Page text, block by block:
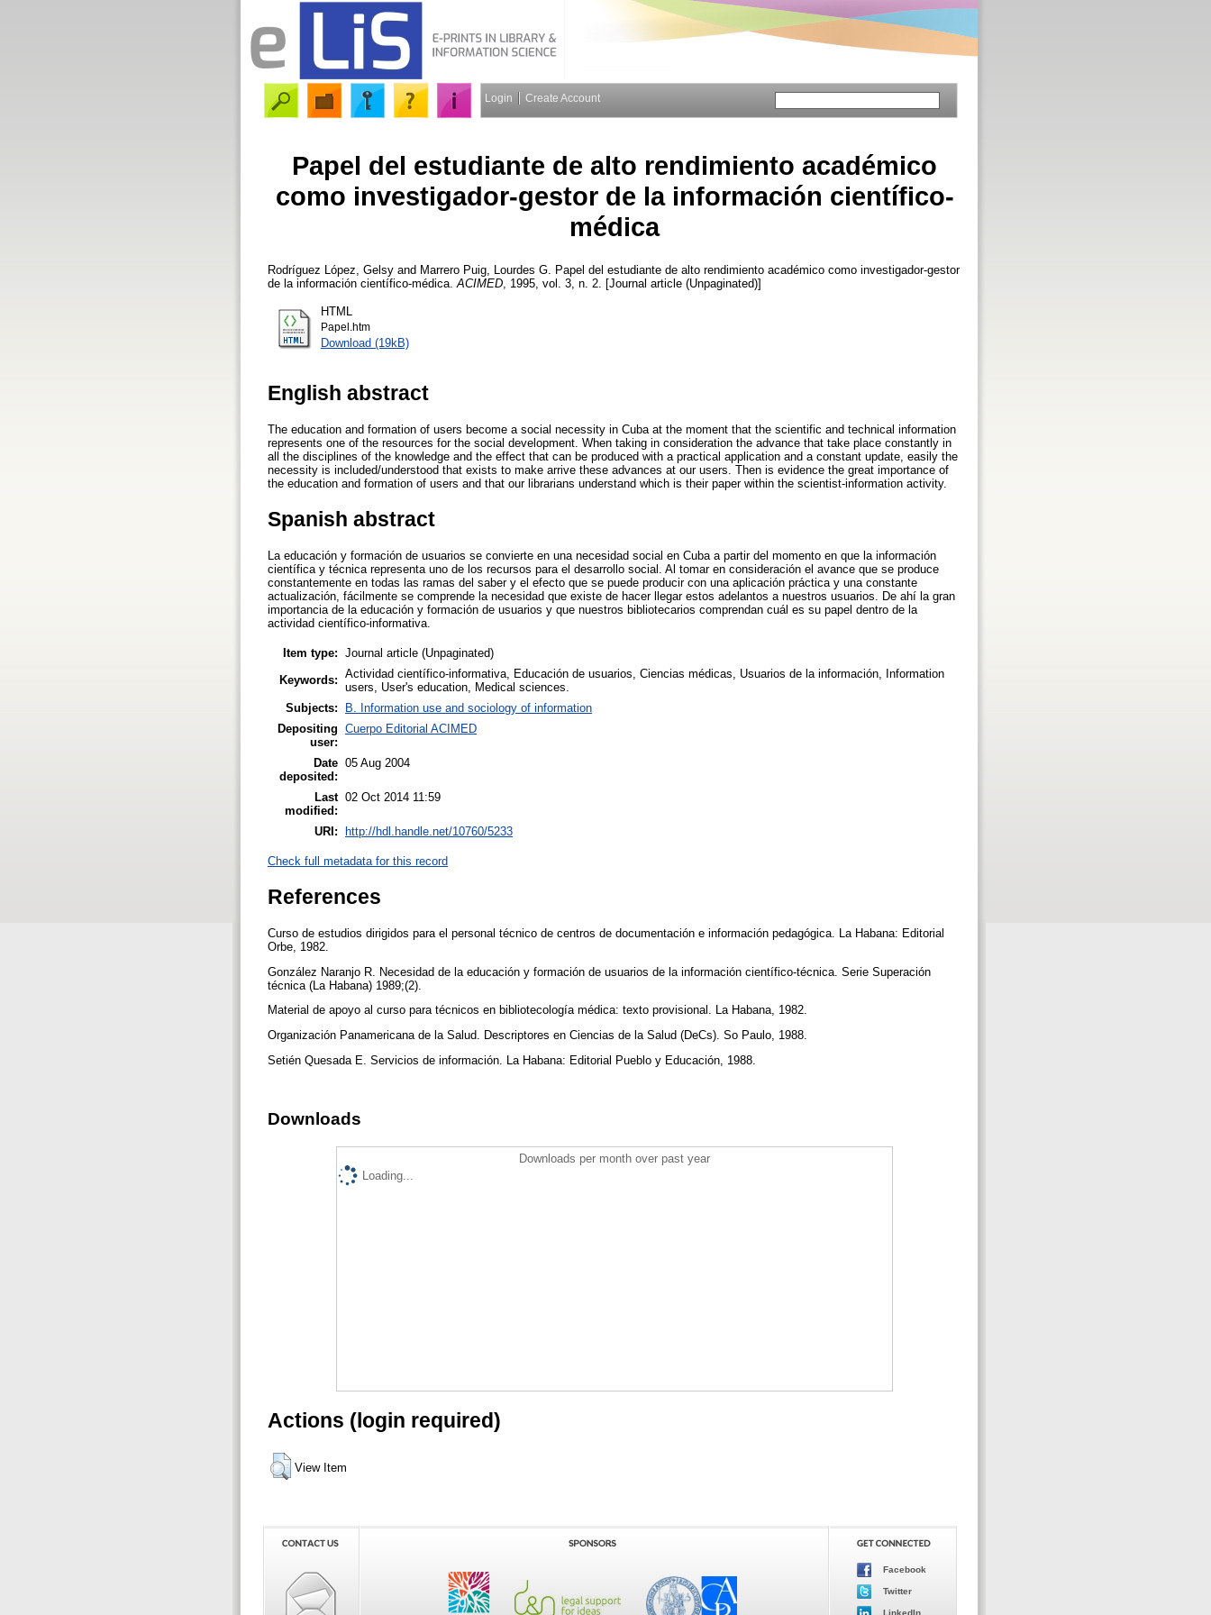
Login Create Account
Papel del estudiante de alto rendimiento académico
como investigador-gestor de la información científico-
médica
Rodríguez López, Gelsy and Marrero Puig, Lourdes G.
Papel del estudiante de alto rendimiento académico como investigador-gestor
de la información científico-médica. ACIMED , 1995, vol. 3, n. 2. [Journal article (Unpaginated)]
HTML
Papel.htm
Download (19kB)
English abstract
The education and formation of users become a social necessity in Cuba at the moment that the scientific and technical information
represents one of the resources for the social development. When taking in consideration the advance that take place constantly in
all the disciplines of the knowledge and the effect that can be produced with a practical application and a constant update, easily the
necessity is included/understood that exists to make arrive these advances at our users. Then is evidence the great importance of
the education and formation of users and that our librarians understand which is their paper within the scientist-information activity.
Spanish abstract
La educación y formación de usuarios se convierte en una necesidad social en Cuba a partir del momento en que la información
científica y técnica representa uno de los recursos para el desarrollo social. Al tomar en consideración el avance que se produce
constantemente en todas las ramas del saber y el efecto que se puede producir con una aplicación práctica y una constante
actualización, fácilmente se comprende la necesidad que existe de hacer llegar estos adelantos a nuestros usuarios. De ahí la gran
importancia de la educación y formación de usuarios y que nuestros bibliotecarios comprendan cuál es su papel dentro de la
actividad científico-informativa.
Item type: Journal article (Unpaginated)
Keywords: Actividad científico-informativa, Educación de usuarios, Ciencias médicas, Usuarios de la información, Information
users, User's education, Medical sciences.
Subjects:
B. Information use and sociology of information
Depositing
user:
Cuerpo Editorial ACIMED
Date
deposited:
05 Aug 2004
Last
modified:
02 Oct 2014 11:59
URI: http://hdl.handle.net/10760/5233
Check full metadata for this record
References
Curso de estudios dirigidos para el personal técnico de centros de documentación e información pedagógica. La Habana: Editorial
Orbe, 1982.
González Naranjo R. Necesidad de la educación y formación de usuarios de la información científico-técnica. Serie Superación
técnica (La Habana) 1989;(2).
Material de apoyo al curso para técnicos en bibliotecología médica: texto provisional. La Habana, 1982.
Organización Panamericana de la Salud. Descriptores en Ciencias de la Salud (DeCs). So Paulo, 1988.
Setién Quesada E. Servicios de información. La Habana: Editorial Pueblo y Educación, 1988.
Downloads
Downloads per month over past year
Loading...
Actions (login required)
View Item
Facebook
Twitter
LinkedIn